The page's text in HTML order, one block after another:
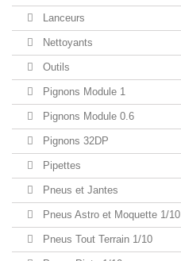
Lanceurs
Nettoyants
Outils
Pignons Module 1
Pignons Module 0.6
Pignons 32DP
Pipettes
Pneus et Jantes
Pneus Astro et Moquette 1/10
Pneus Tout Terrain 1/10